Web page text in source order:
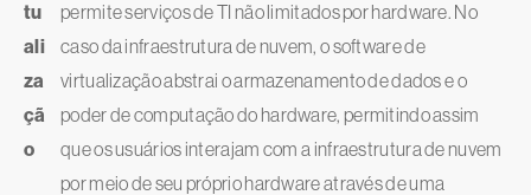
tu
ali
za
çã
o
permite serviços de TI não limitados por hardware. No
caso da infraestrutura de nuvem, o software de
virtualização abstrai o armazenamento de dados e o
poder de computação do hardware, permitindo assim
que os usuários interajam com a infraestrutura de nuvem
por meio de seu próprio hardware através de uma